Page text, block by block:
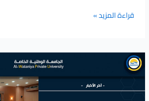
قراءة المزيد »
ورشة
عمل
نوعية
حول